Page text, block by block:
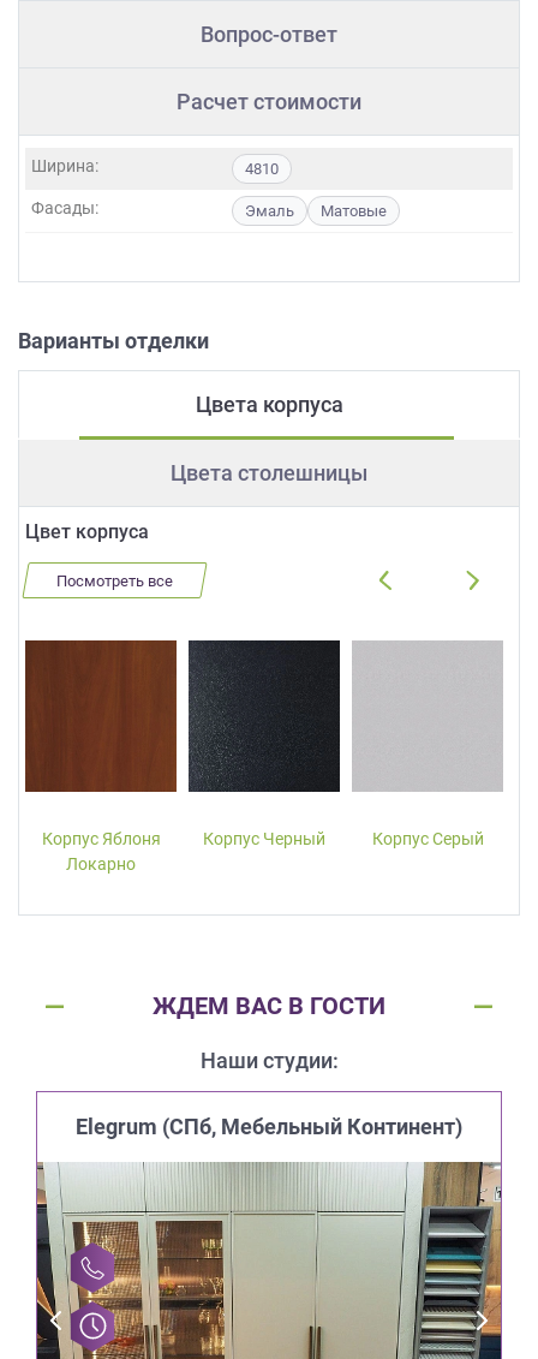
Вопрос-ответ
Расчет стоимости
Ширина: 4810
Фасады: Эмаль Матовые
Варианты отделки
Цвета корпуса
Цвета столешницы
Цвет корпуса
Посмотреть все
Корпус Яблоня
Локарно
Корпус Черный Корпус Серый
ЖДЕМ ВАС В ГОСТИ
Наши студии:
Elegrum (CПб, Мебельный Континент)